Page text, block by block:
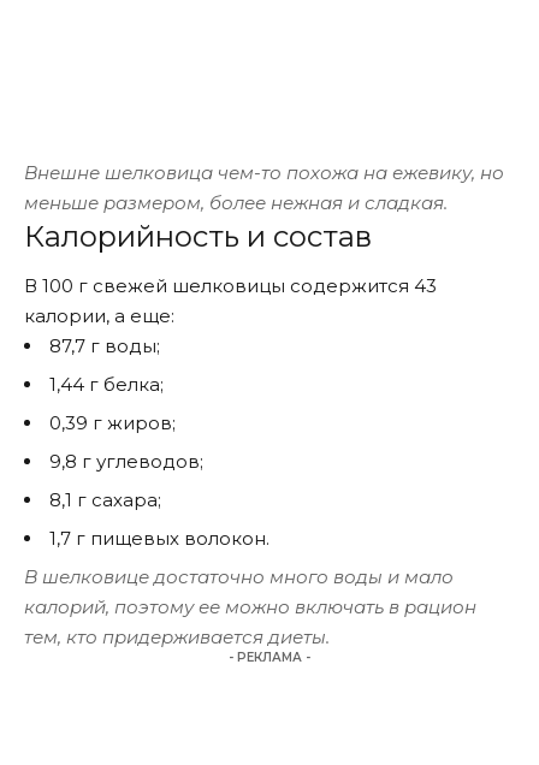
Внешне шелковица чем-то похожа на ежевику, но
меньше размером, более нежная и сладкая.
Калорийность и состав
В 100 г свежей шелковицы содержится 43
калории, а еще:
87,7 г воды;
1,44 г белка;
0,39 г жиров;
9,8 г углеводов;
8,1 г сахара;
1,7 г пищевых волокон.
В шелковице достаточно много воды и мало
калорий, поэтому ее можно включать в рацион
тем, кто придерживается диеты.
- РЕКЛАМА -